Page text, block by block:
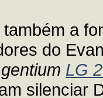
a
do
LG
silenciar